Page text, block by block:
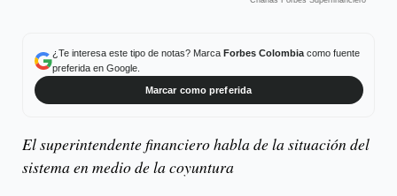
¿Te interesa este tipo de notas? Marca Forbes Colombiacomo fuente
preferida en Google.
Marcar como preferida
El superintendente financiero habla de la situación del
sistema en medio de la coyuntura